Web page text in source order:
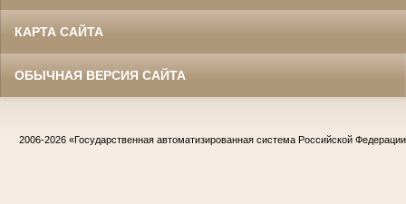
КАРТА САЙТА
ОБЫЧНАЯ ВЕРСИЯ САЙТА
2006-2026 «Государственная автоматизированная система Российской